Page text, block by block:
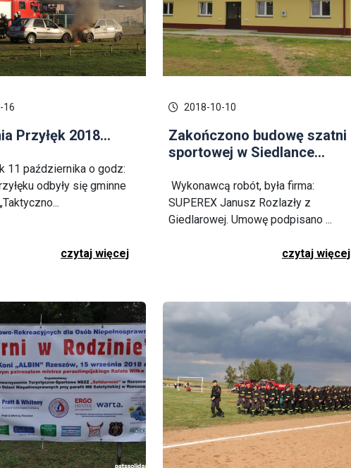
16
Przyłęk 2018...
11 października o godz:
odbyły się gminne
czytaj więcej
2018-10-10
Zakończono budowę szatni
sportowej w Siedlance...
Wykonawcą robót, była firma:
SUPEREX Janusz Rozlazły z
Giedlarowej. Umowę podpisano ...
czytaj więcej